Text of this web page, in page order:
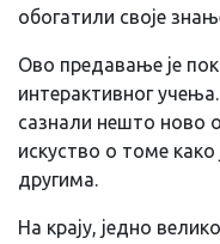
обогатили своје
Ово предавање је
интерактивног
сазнали нешто ново
искуство о томе
другима.
На крају, једно